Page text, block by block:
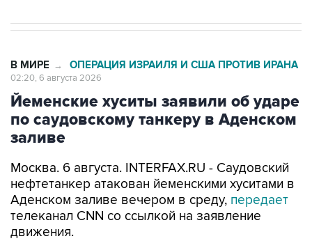
В МИРЕ → ОПЕРАЦИЯ ИЗРАИЛЯ И США ПРОТИВ ИРАНА
02:20, 6 августа 2026
Йеменские хуситы заявили об ударе
по саудовскому танкеру в Аденском
заливе
Москва. 6 августа. INTERFAX.RU - Саудовский
нефтетанкер атакован йеменскими хуситами в
Аденском заливе вечером в среду, передает
телеканал CNN со ссылкой на заявление
движения.